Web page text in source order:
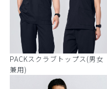
PACKスクラブトップス(男女
兼用)